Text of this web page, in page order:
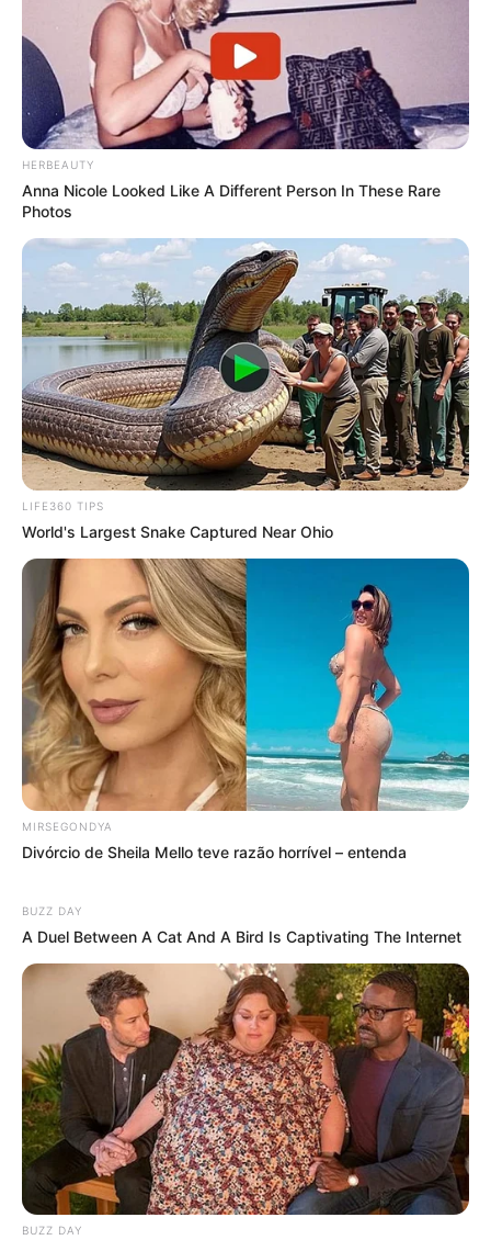
HERBEAUTY
Anna Nicole Looked Like A Different Person In These Rare
Photos
LIFE360 TIPS
World's Largest Snake Captured Near Ohio
MIRSEGONDYA
Divórcio de Sheila Mello teve razão horrível – entenda
BUZZ DAY
A Duel Between A Cat And A Bird Is Captivating The Internet
BUZZ DAY